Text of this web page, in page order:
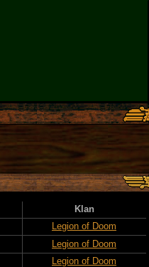
Klan
Legion of Doom
Legion of Doom
Legion of Doom